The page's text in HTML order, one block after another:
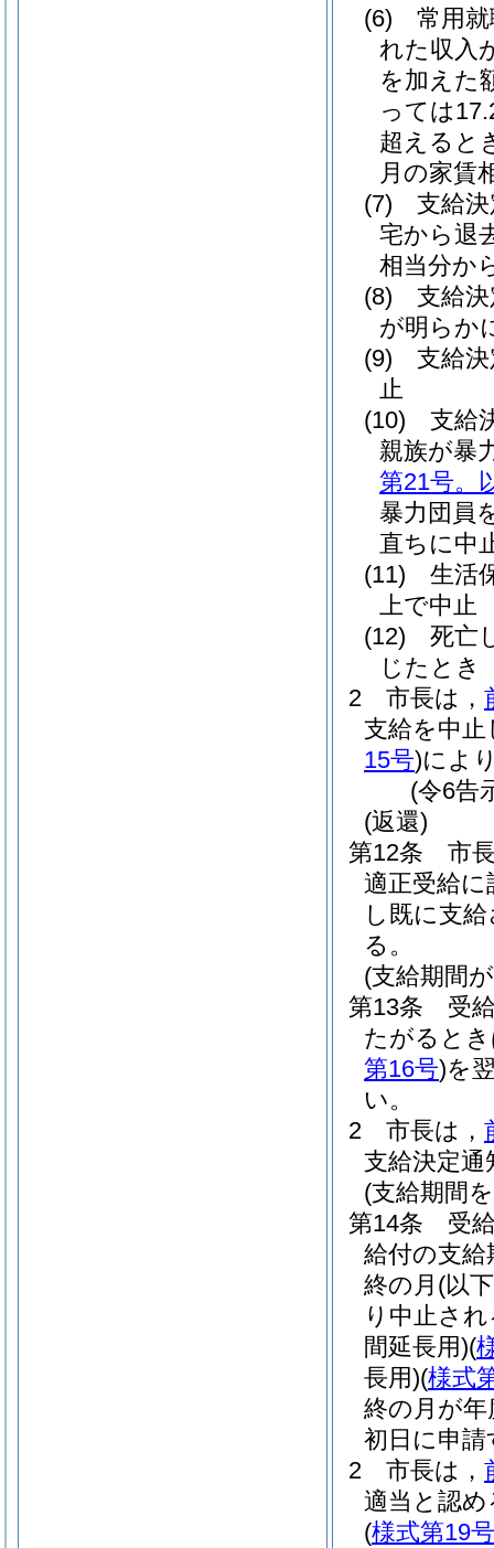
(6)
常用
れた収入
を加えた
っては
超えると
月の家賃
(7)
支給
宅から退
相当分か
(8)
支給
が明らか
(9)
支給
止
(10)
支給
親族が暴
第21号。
暴力団員
直ちに中
(11)
生活
上で中止
(12)
死亡
じたとき
2
市長は，
支給を中
15号)によ
(令6告
(返還)
第12条
市
適正受給
し既に支
る。
(支給期間
第13条
受
たがると
第16号)を
い。
2
市長は，
支給決定
(支給期間
第14条
受
給付の支
終の月 (以
り中止さ
間延長用)(
長用)(様式
終の月が
初日に申
2
市長は，
適当と認
(様式第19号